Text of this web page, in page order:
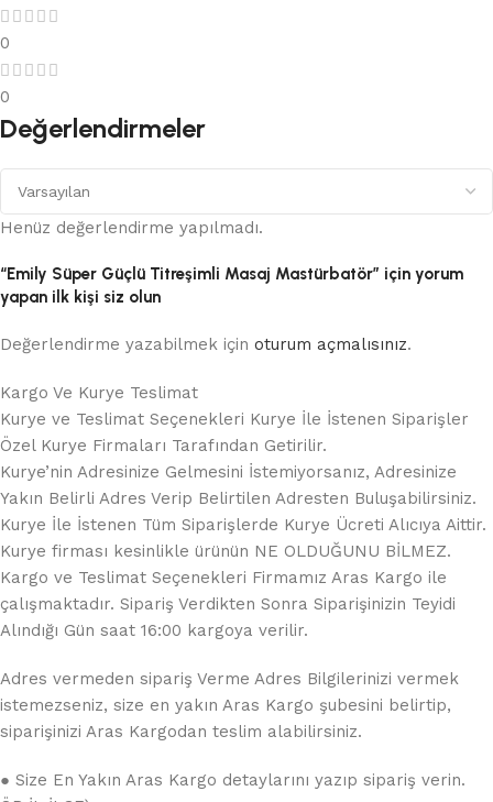
0
0
Değerlendirmeler
Henüz değerlendirme yapılmadı.
“Emily Süper Güçlü Titreşimli Masaj Mastürbatör” için yorum
yapan ilk kişi siz olun
Değerlendirme yazabilmek için oturum açmalısınız.
Kargo Ve Kurye Teslimat
Kurye ve Teslimat Seçenekleri Kurye İle İstenen Siparişler
Özel Kurye Firmaları Tarafından Getirilir.
Kurye’nin Adresinize Gelmesini İstemiyorsanız, Adresinize
Yakın Belirli Adres Verip Belirtilen Adresten Buluşabilirsiniz.
Kurye İle İstenen Tüm Siparişlerde Kurye Ücreti Alıcıya Aittir.
Kurye firması kesinlikle ürünün NE OLDUĞUNU BİLMEZ.
Kargo ve Teslimat Seçenekleri Firmamız Aras Kargo ile
çalışmaktadır. Sipariş Verdikten Sonra Siparişinizin Teyidi
Alındığı Gün saat 16:00 kargoya verilir.
Adres vermeden sipariş Verme Adres Bilgilerinizi vermek
istemezseniz, size en yakın Aras Kargo şubesini belirtip,
siparişinizi Aras Kargodan teslim alabilirsiniz.
● Size En Yakın Aras Kargo detaylarını yazıp sipariş verin.